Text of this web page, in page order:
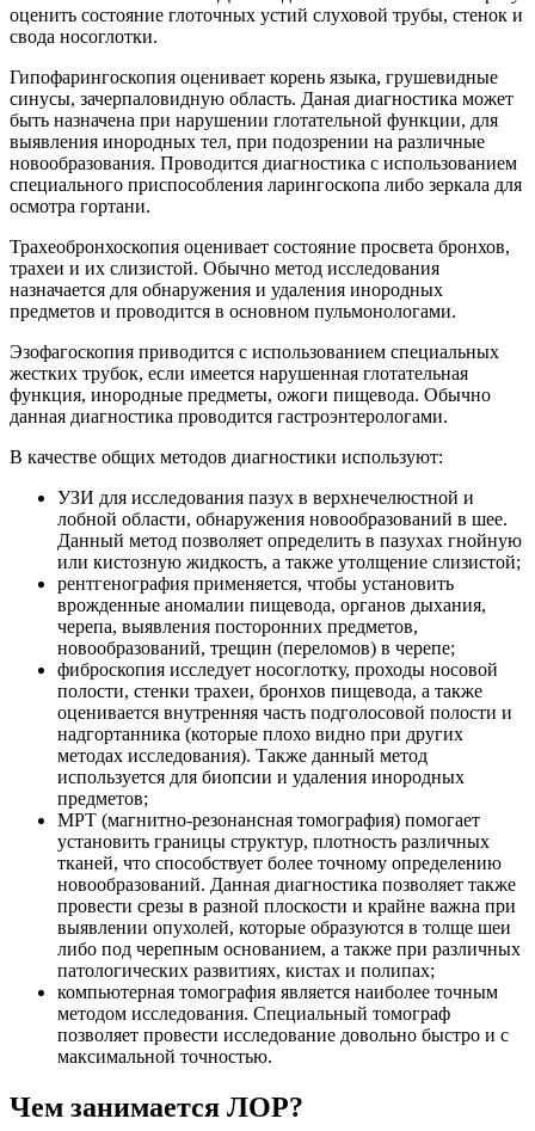
оценить состояние глоточных устий слуховой трубы, стенок и
свода носоглотки.
Гипофарингоскопия оценивает корень языка, грушевидные
синусы, зачерпаловидную область. Даная диагностика может
быть назначена при нарушении глотательной функции, для
выявления инородных тел, при подозрении на различные
новообразования. Проводится диагностика с использованием
специального приспособления ларингоскопа либо зеркала для
осмотра гортани.
Трахеобронхоскопия оценивает состояние просвета бронхов,
трахеи и их слизистой. Обычно метод исследования
назначается для обнаружения и удаления инородных
предметов и проводится в основном пульмонологами.
Эзофагоскопия приводится с использованием специальных
жестких трубок, если имеется нарушенная глотательная
функция, инородные предметы, ожоги пищевода. Обычно
данная диагностика проводится гастроэнтерологами.
В качестве общих методов диагностики используют:
УЗИ для исследования пазух в верхнечелюстной и
лобной области, обнаружения новообразований в шее.
Данный метод позволяет определить в пазухах гнойную
или кистозную жидкость, а также утолщение слизистой;
рентгенография применяется, чтобы установить
врожденные аномалии пищевода, органов дыхания,
черепа, выявления посторонних предметов,
новообразований, трещин (переломов) в черепе;
фиброскопия исследует носоглотку, проходы носовой
полости, стенки трахеи, бронхов пищевода, а также
оценивается внутренняя часть подголосовой полости и
надгортанника (которые плохо видно при других
методах исследования). Также данный метод
используется для биопсии и удаления инородных
предметов;
МРТ (магнитно-резонансная томография) помогает
установить границы структур, плотность различных
тканей, что способствует более точному определению
новообразований. Данная диагностика позволяет также
провести срезы в разной плоскости и крайне важна при
выявлении опухолей, которые образуются в толще шеи
либо под черепным основанием, а также при различных
патологических развитиях, кистах и полипах;
компьютерная томография является наиболее точным
методом исследования. Специальный томограф
позволяет провести исследование довольно быстро и с
максимальной точностью.
Чем занимается ЛОР?